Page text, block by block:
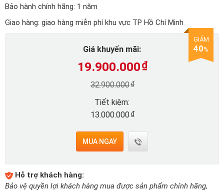
Bảo hành chính hãng: 1 năm
Giao hàng: giao hàng miễn phí khu vực TP Hồ Chí Minh
Giá khuyến mãi:
19.900.000₫
32.900.000₫
Tiết kiệm:
13.000.000₫
MUA NGAY
GIẢM
40%
Hỗ trợ khách hàng:
Bảo vệ quyền lợi khách hàng mua được sản phẩm chính hãng,